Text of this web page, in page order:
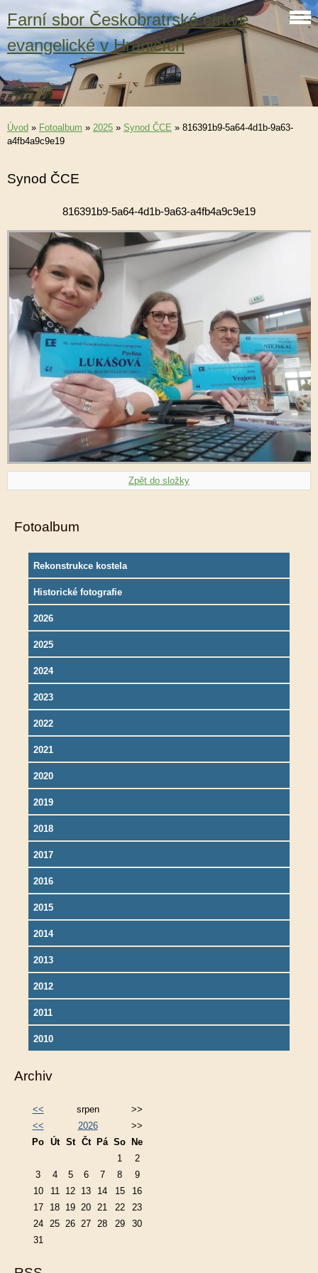
Farní sbor Českobratrské církve
evangelické v Hranicích
Úvod » Fotoalbum » 2025 » Synod ČCE » 816391b9-5a64-4d1b-9a63-
a4fb4a9c9e19
Synod ČCE
816391b9-5a64-4d1b-9a63-a4fb4a9c9e19
Zpět do složky
Fotoalbum
Rekonstrukce kostela
Historické fotografie
2026
2025
2024
2023
2022
2021
2020
2019
2018
2017
2016
2015
2014
2013
2012
2011
2010
Archiv
<< srpen
>>
<<
2026
>>
Po Út St Čt Pá So Ne
1
2
3
4 5 6 7 8
9
10
11 12 13 14 15
16
17
18 19 20 21 22
23
24
25 26 27 28 29
30
31